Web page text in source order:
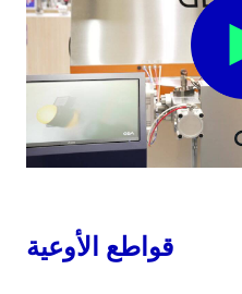
قواطع الأوعية